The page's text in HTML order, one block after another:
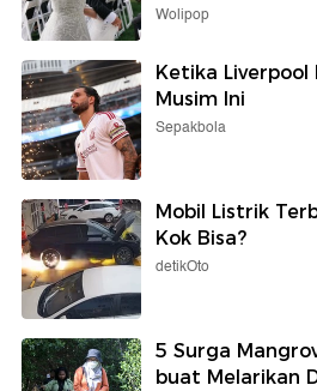
Wolipop
Ketika Liverpool
Musim Ini
Sepakbola
Mobil Listrik
Kok Bisa?
detikOto
5 Surga
buat Melarikan